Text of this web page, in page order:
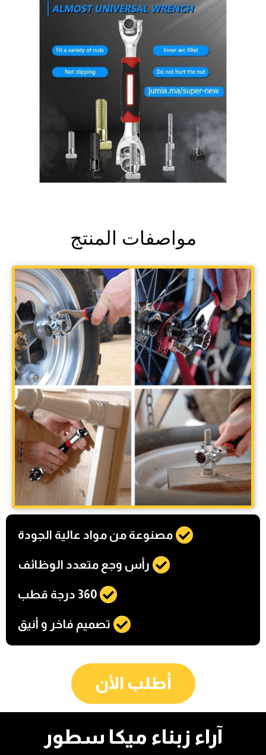
مواصفات المنتج
مصنوعة من مواد عالية الجودة
رأس وجع متعدد الوظائف
360 درجة قطب
تصميم فاخر و أنيق
أطلب الأن
آراء زبناء ميكا سطور